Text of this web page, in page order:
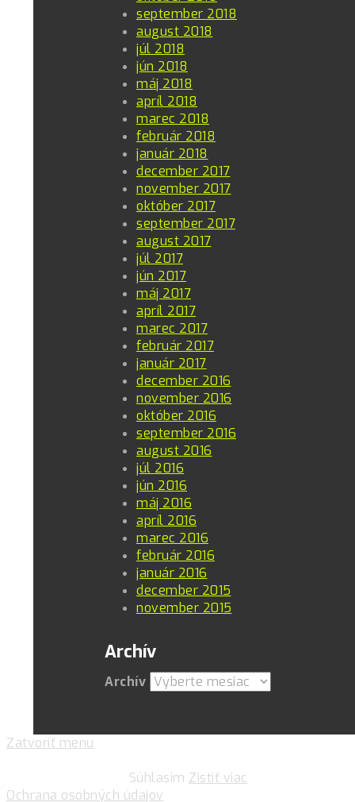
september 2018
august 2018
júl 2018
jún 2018
máj 2018
apríl 2018
marec 2018
február 2018
január 2018
december 2017
november 2017
október 2017
september 2017
august 2017
júl 2017
jún 2017
máj 2017
apríl 2017
marec 2017
február 2017
január 2017
december 2016
november 2016
október 2016
september 2016
august 2016
júl 2016
jún 2016
máj 2016
apríl 2016
marec 2016
február 2016
január 2016
december 2015
november 2015
Archív
Archív
Zatvoriť menu
Súhlasim Zistiť viac
Ochrana osobných údajov